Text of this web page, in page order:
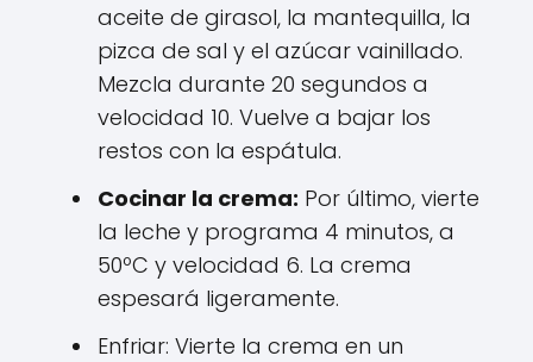
aceite de girasol, la mantequilla, la
pizca de sal y el azúcar vainillado.
Mezcla durante 20 segundos a
velocidad 10. Vuelve a bajar los
restos con la espátula.
Cocinar la crema: Por último, vierte
la leche y programa 4 minutos, a
50ºC y velocidad 6. La crema
espesará ligeramente.
Enfriar: Vierte la crema en un